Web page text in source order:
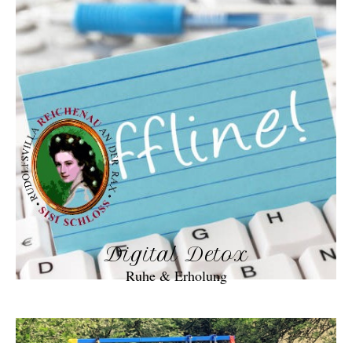
Digital Detox
Ruhe & Erholung